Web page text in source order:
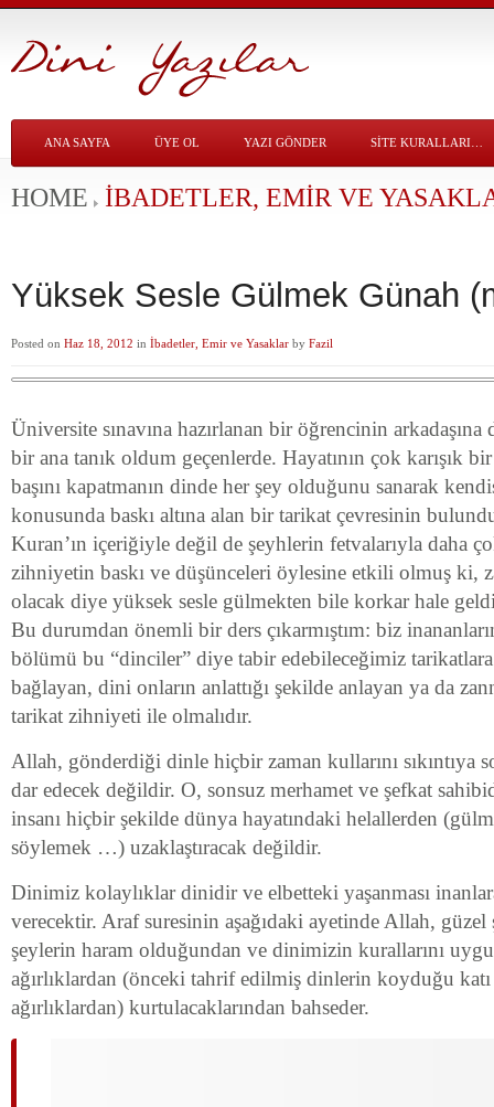
ANA SAYFA ÜYE OL YAZI GÖNDER SITE KURALLARI…
HOME İBADETLER, EMIR VE
Yüksek Sesle Gülmek Günah
Posted on Haz 18, 2012 in İbadetler, Emir ve Yasaklar by Fazil
Üniversite sınavına hazırlanan bir öğrencinin arkadaşına
bir ana tanık oldum geçenlerde. Hayatının çok karışık
başını kapatmanın dinde her şey olduğunu sanarak
konusunda baskı altına alan bir tarikat çevresinin
Kuran’ın içeriğiyle değil de şeyhlerin fetvalarıyla daha
zihniyetin baskı ve düşünceleri öylesine etkili olmuş ki,
olacak diye yüksek sesle gülmekten bile korkar hale
Bu durumdan önemli bir ders çıkarmıştım: biz
bölümü bu “dinciler” diye tabir edebileceğimiz
bağlayan, dini onların anlattığı şekilde anlayan ya da
tarikat zihniyeti ile olmalıdır.
Allah, gönderdiği dinle hiçbir zaman kullarını sıkıntıya
dar edecek değildir. O, sonsuz merhamet ve şefkat
insanı hiçbir şekilde dünya hayatındaki helallerden
söylemek …) uzaklaştıracak değildir.
Dinimiz kolaylıklar dinidir ve elbetteki yaşanması
verecektir. Araf suresinin aşağıdaki ayetinde Allah,
şeylerin haram olduğundan ve dinimizin kurallarını
ağırlıklardan (önceki tahrif edilmiş dinlerin koyduğu
ağırlıklardan) kurtulacaklarından bahseder.